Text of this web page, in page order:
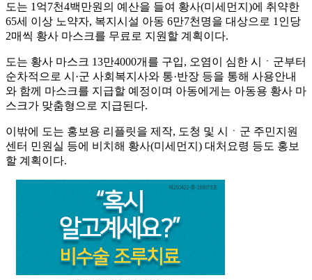
도는 1억7천4백만원의 예산을 들여 황사(미세먼지)에 취약한
65세 이상 노약자, 복지시설 아동 6만7천명을 대상으로 1인당
2매씩 황사 마스크를 무료로 지원할 계획이다.
도는 황사 마스크 13만4000개를 구입, 오염이 심한 시ㆍ군부터
순차적으로 시·군 사회복지사와 통·반장 등을 통해 사용안내
와 함께 마스크를 지급할 예정이며 아동에게는 아동용 황사 마
스크가 맞춤형으로 지급된다.
이밖에 도는 홍보용 리플릿을 제작, 도청 및 시ㆍ군 주민지원
센터 민원실 등에 비치해 황사(미세먼지) 대처요령 등도 홍보
할 계획이다.